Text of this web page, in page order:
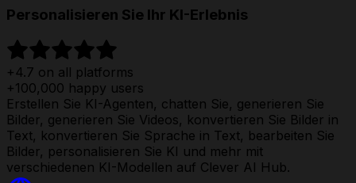
Personalisieren Sie Ihr KI-Erlebnis
+4.7 on all platforms
+100,000 happy users
Erstellen Sie KI-Agenten, chatten Sie, generieren Sie
Bilder, generieren Sie Videos, konvertieren Sie Bilder in
Text, konvertieren Sie Sprache in Text, bearbeiten Sie
Bilder, personalisieren Sie KI und mehr mit
verschiedenen KI-Modellen auf Clever AI Hub.